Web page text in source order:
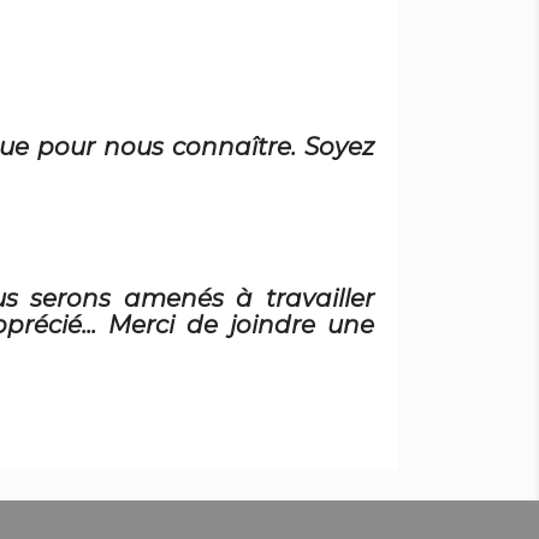
pour nous connaître. Soyez
serons amenés à travailler
Merci de joindre une